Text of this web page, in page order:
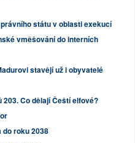
státu v oblasti exekucí
vměšování do interních
stavějí už i obyvatelé
Co dělají Čeští elfové?
roku 2038